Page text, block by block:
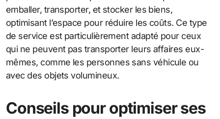
emballer, transporter, et stocker les biens,
optimisant l’espace pour réduire les coûts. Ce type
de service est particulièrement adapté pour ceux
qui ne peuvent pas transporter leurs affaires eux-
mêmes, comme les personnes sans véhicule ou
avec des objets volumineux.
Conseils pour optimiser ses